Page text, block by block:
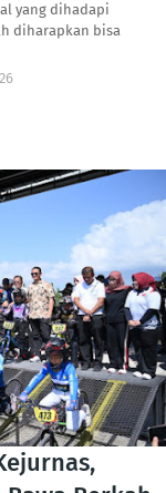
yang dihadapi
diharapkan bisa